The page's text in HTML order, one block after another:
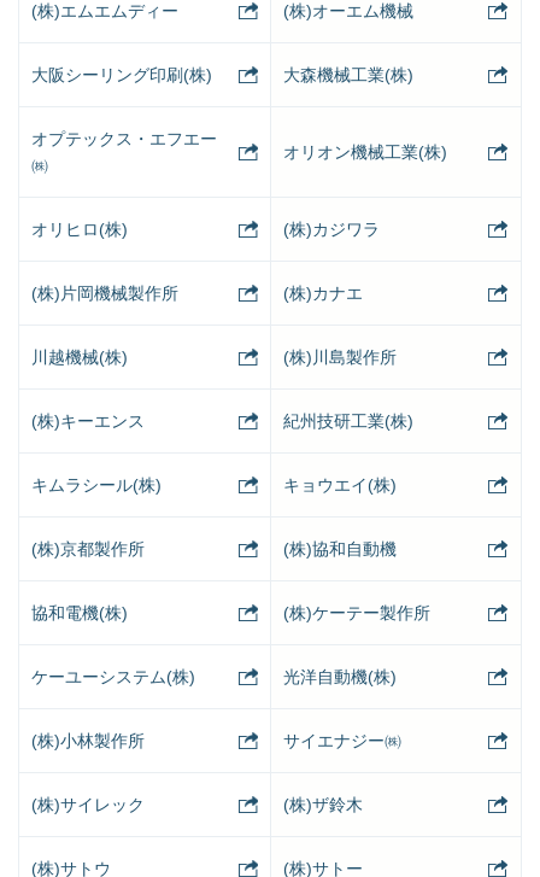
(株)エムエムディー (株)オーエム機械
大阪シーリング印刷(株) 大森機械工業(株)
オプテックス・エフエー
㈱
オリオン機械工業(株)
オリヒロ(株) (株)カジワラ
(株)片岡機械製作所 (株)カナエ
川越機械(株) (株)川島製作所
(株)キーエンス 紀州技研工業(株)
キムラシール(株) キョウエイ(株)
(株)京都製作所 (株)協和自動機
協和電機(株) (株)ケーテー製作所
ケーユーシステム(株) 光洋自動機(株)
(株)小林製作所 サイエナジー㈱
(株)サイレック (株)ザ鈴木
(株)サトウ (株)サトー